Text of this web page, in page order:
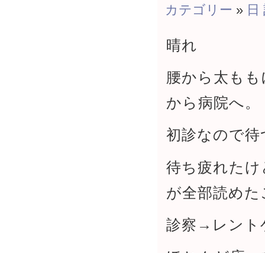
カテゴリー » 日
晴れ
腰から太も
から病院へ。
初診なので
待ち疲れた
が全部読めた
診察→レン